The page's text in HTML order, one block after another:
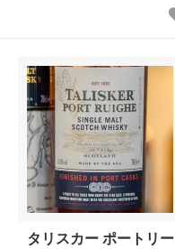
タリスカー ポートリー